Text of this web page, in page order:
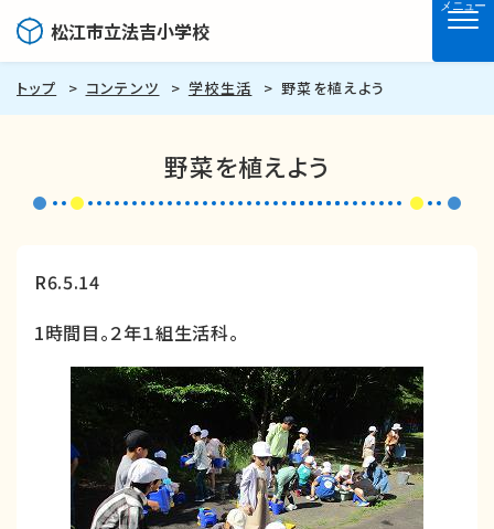
松江市立法吉小学校
メニュー
トップ コンテンツ 学校生活 野菜を植えよう
野菜を植えよう
R6.5.14
1時間目。２年１組生活科。